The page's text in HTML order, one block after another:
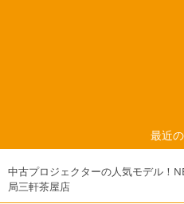
最近
中古プロジェクターの人気モデル！
局三軒茶屋店